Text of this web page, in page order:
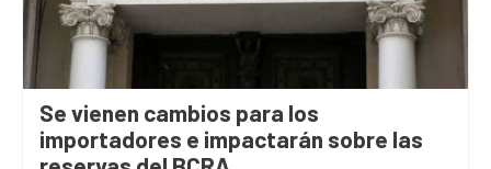
Se vienen cambios para los
importadores e impactarán sobre las